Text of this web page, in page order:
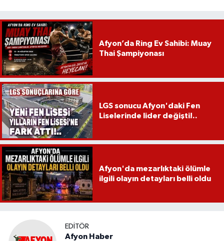
Afyon’da Ring Ev Sahibi: Muay
Thai Şampiyonası
LGS sonucu Afyon'daki Fen
Liselerinde lider değişti!..
Afyon'da mezarlıktaki ölümle
ilgili olayın detayları belli oldu
EDITÖR
Afyon Haber